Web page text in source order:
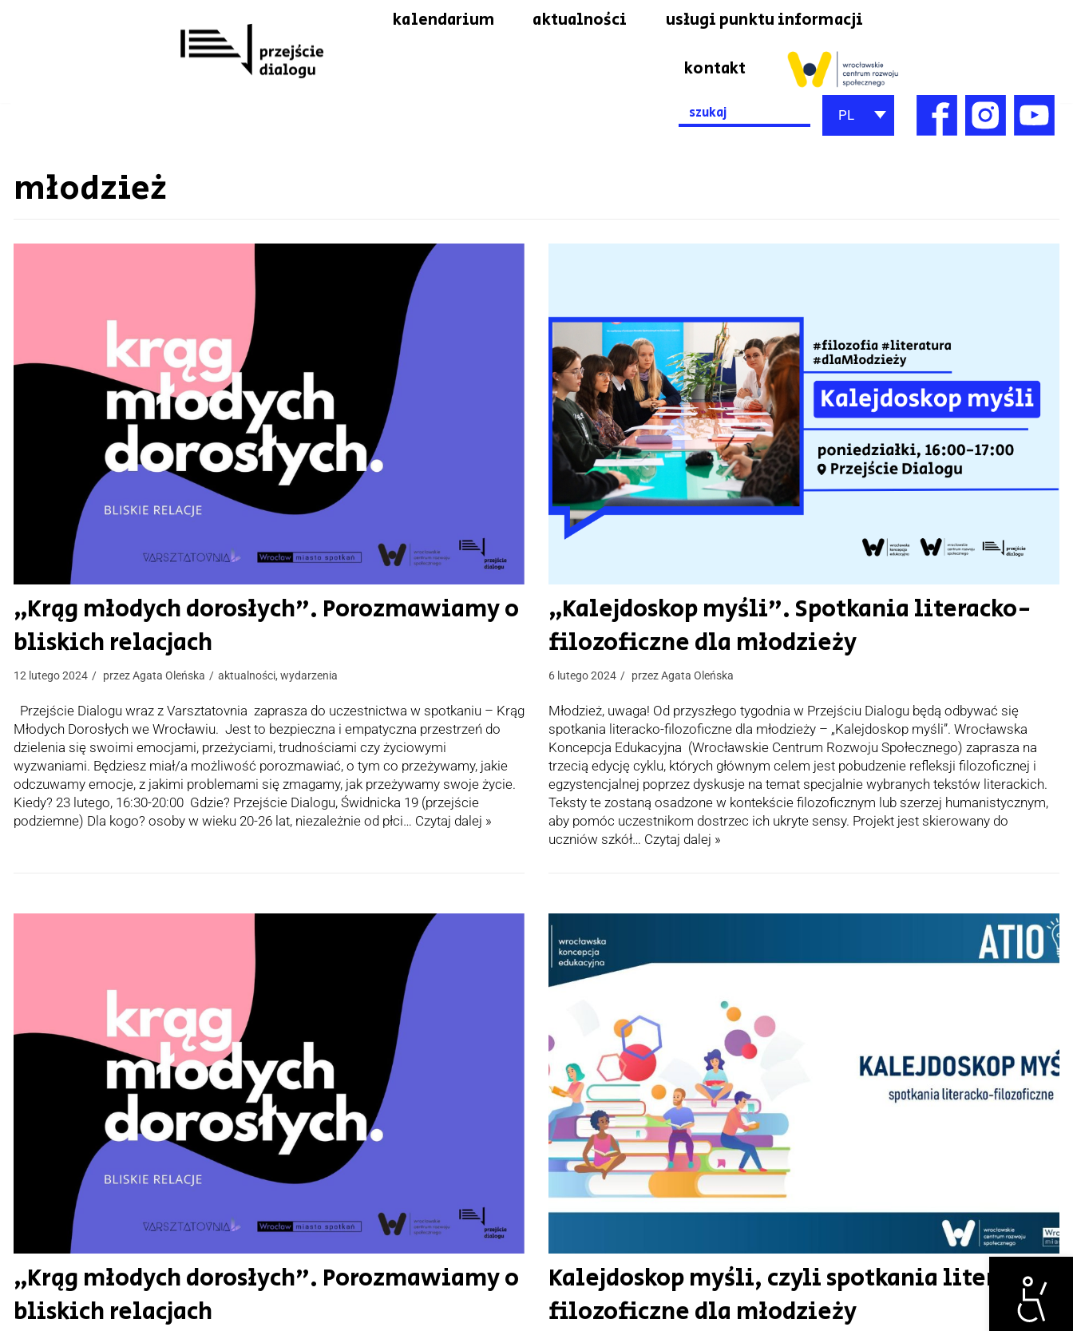
Otwórz
kalendarium aktualności usługi punktu informacji
kontakt
Search
for:
PL
młodzież
„Krąg młodych dorosłych”. Porozmawiamy o
bliskich relacjach
12 lutego 2024 przezAgata Oleńska aktualności, wydarzenia
Przejście Dialogu wraz z Varsztatovnia zaprasza do uczestnictwa w spotkaniu – Krąg
Młodych Dorosłych we Wrocławiu. Jest to bezpieczna i empatyczna przestrzeń do
dzielenia się swoimi emocjami, przeżyciami, trudnościami czy życiowymi
wyzwaniami. Będziesz miał/a możliwość porozmawiać, o tym co przeżywamy, jakie
odczuwamy emocje, z jakimi problemami się zmagamy, jak przeżywamy swoje życie.
Kiedy? 23 lutego, 16:30-20:00 Gdzie? Przejście Dialogu, Świdnicka 19 (przejście
podziemne) Dla kogo? osoby w wieku 20-26 lat, niezależnie od płci… Czytaj dalej »
„Kalejdoskop myśli”. Spotkania literacko-
filozoficzne dla młodzieży
6 lutego 2024 przezAgata Oleńska
Młodzież, uwaga! Od przyszłego tygodnia w Przejściu Dialogu będą odbywać się
spotkania literacko-filozoficzne dla młodzieży – „Kalejdoskop myśli”. Wrocławska
Koncepcja Edukacyjna (Wrocławskie Centrum Rozwoju Społecznego) zaprasza na
trzecią edycję cyklu, których głównym celem jest pobudzenie refleksji filozoficznej i
egzystencjalnej poprzez dyskusje na temat specjalnie wybranych tekstów literackich.
Teksty te zostaną osadzone w kontekście filozoficznym lub szerzej humanistycznym,
aby pomóc uczestnikom dostrzec ich ukryte sensy. Projekt jest skierowany do
uczniów szkół… Czytaj dalej »
„Krąg młodych dorosłych”. Porozmawiamy o
bliskich relacjach
Kalejdoskop myśli, czyli spotkania literacko-
filozoficzne dla młodzieży